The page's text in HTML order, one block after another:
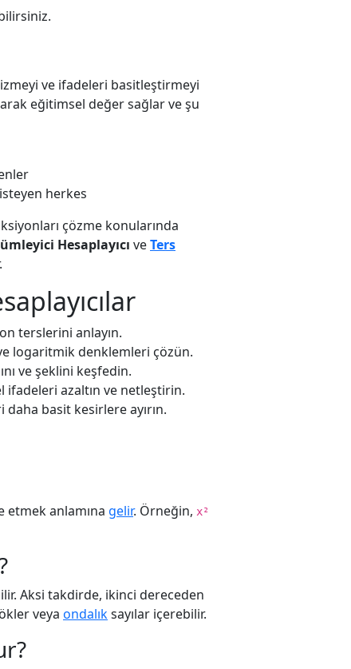
ve ifadeleri basitleştirmeyi
eğitimsel değer sağlar ve şu
herkes
çözme konularında
Hesaplayıcı veTers
terslerini anlayın.
logaritmik denklemleri çözün.
ve şeklini keşfedin.
ifadeleri azaltın ve netleştirin.
daha basit kesirlere ayırın.
etmek anlamına gelir. Örneğin, x²
Aksi takdirde, ikinci dereceden
veya ondalıksayılar içerebilir.